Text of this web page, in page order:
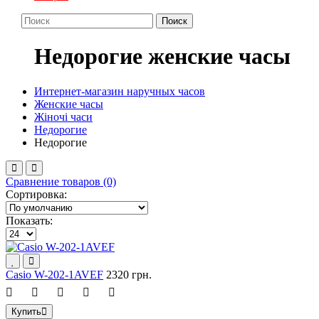
Поиск
Недорогие женские часы
Интернет-магазин наручных часов
Женские часы
Жiночi часи
Недорогие
Недорогие
Сравнение товаров (0)
Сортировка:
Показать:
Casio W-202-1AVEF 2320 грн.
Купить